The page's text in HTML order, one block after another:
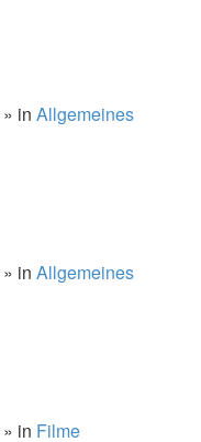
» in Allgemeines
» in Allgemeines
» in Filme